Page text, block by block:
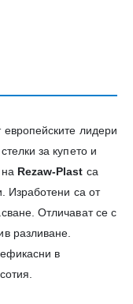
лидери
за купето и
Rezaw-Plast са
Изработени са от
Отличават се с
разливане.
в